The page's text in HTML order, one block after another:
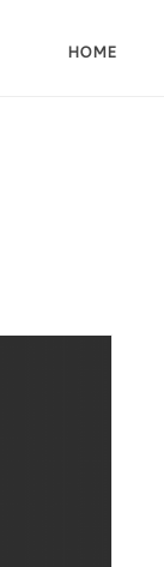
HOME